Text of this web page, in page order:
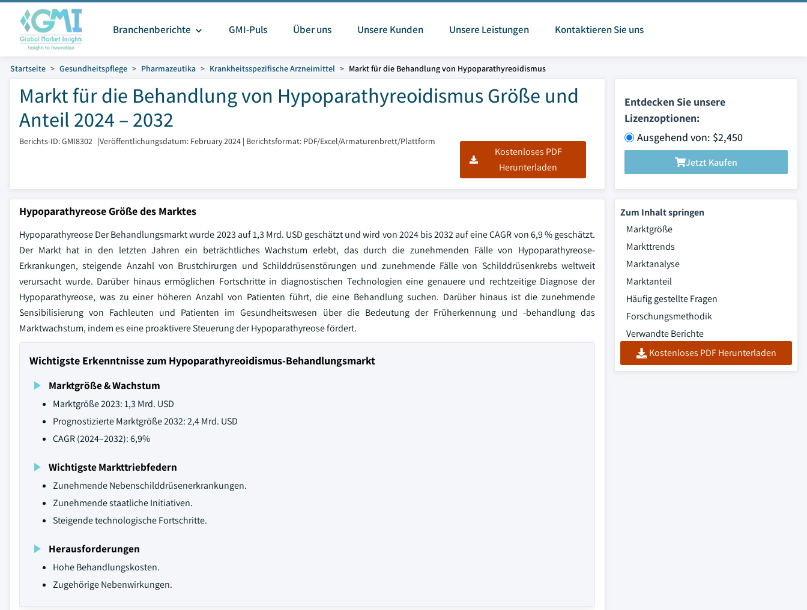
Branchenberichte GMI-Puls Über uns Unsere Kunden Unsere Leistungen Kontaktieren Sie uns
Startseite Gesundheitspflege Pharmazeutika Krankheitsspezifische Arzneimittel Markt für die Behandlung von Hypoparathyreoidismus
Markt für die Behandlung von Hypoparathyreoidismus Größe und
Anteil 2024 – 2032
Berichts-ID: GMI8302 |Veröffentlichungsdatum: February 2024 | Berichtsformat: PDF/Excel/Armaturenbrett/Plattform
Kostenloses PDF
Herunterladen
Entdecken Sie unsere
Lizenzoptionen:
Ausgehend von: $2,450
Jetzt Kaufen
Hypoparathyreose Größe des Marktes
Hypoparathyreose Der Behandlungsmarkt wurde 2023 auf 1,3 Mrd. USD geschätzt und wird von 2024 bis 2032 auf eine CAGR von 6,9 % geschätzt.
Der Markt hat in den letzten Jahren ein beträchtliches Wachstum erlebt, das durch die zunehmenden Fälle von Hypoparathyreose-
Erkrankungen, steigende Anzahl von Brustchirurgen und Schilddrüsenstörungen und zunehmende Fälle von Schilddrüsenkrebs weltweit
verursacht wurde. Darüber hinaus ermöglichen Fortschritte in diagnostischen Technologien eine genauere und rechtzeitige Diagnose der
Hypoparathyreose, was zu einer höheren Anzahl von Patienten führt, die eine Behandlung suchen. Darüber hinaus ist die zunehmende
Sensibilisierung von Fachleuten und Patienten im Gesundheitswesen über die Bedeutung der Früherkennung und -behandlung das
Marktwachstum, indem es eine proaktivere Steuerung der Hypoparathyreose fördert.
Wichtigste Erkenntnisse zum Hypoparathyreoidismus-Behandlungsmarkt
Marktgröße & Wachstum
Marktgröße 2023: 1,3 Mrd. USD
Prognostizierte Marktgröße 2032: 2,4 Mrd. USD
CAGR (2024–2032): 6,9%
Wichtigste Markttriebfedern
Zunehmende Nebenschilddrüsenerkrankungen.
Zunehmende staatliche Initiativen.
Steigende technologische Fortschritte.
Herausforderungen
Hohe Behandlungskosten.
Zugehörige Nebenwirkungen.
Zum Inhalt springen
Marktgröße
Markttrends
Marktanalyse
Marktanteil
Häufig gestellte Fragen
Forschungsmethodik
Verwandte Berichte
Kostenloses PDF Herunterladen